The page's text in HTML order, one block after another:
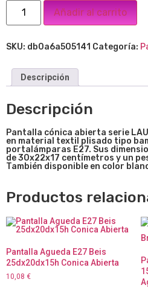
Añadir al carrito
SKU: db0a6a505141 Categoría:
Descripción
Descripción
Pantalla cónica abierta serie
en material textil plisado tipo
portalámparas E27. Sus
de 30x22x17 centímetros y un
También disponible en color
Productos
Pantalla Agueda E27 Beis
25dx20dx15h Conica Abierta
10,08 €